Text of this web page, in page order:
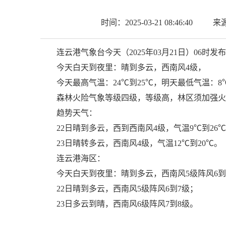
时间： 2025-03-21 08:46:40 来
连云港气象台今天（2025年03月21日）06时发布
今天白天到夜里：晴到多云，西南风4级，
今天最高气温：24℃到25℃，明天最低气温：
森林火险气象等级四级，等级高，林区须加强
趋势天气：
22日晴到多云，西到西南风4级，气温9℃到
23日晴转多云，西南风4级，气温12℃到20℃。
连云港海区：
今天白天到夜里：晴到多云，西南风5级阵风6
22日晴到多云，西南风5级阵风6到7级；
23日多云到晴，西南风6级阵风7到8级。